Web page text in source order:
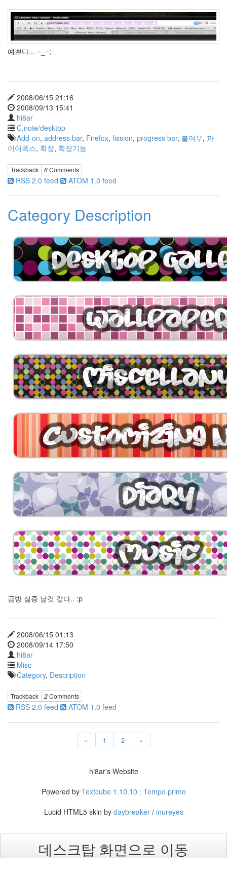
예쁘다... =_=;
2008/06/15 21:16
2008/09/13 15:41
hi8ar
C.note/desktop
Add-on, address bar, Firefox, fission, progress bar, 불여우, 파
이어폭스, 확장, 확장기능
Trackback 6Comments
RSS 2.0 feed ATOM 1.0 feed
Category Description
금방 싫증 날것 같다.. :p
2008/06/15 01:13
2008/09/14 17:50
hi8ar
Misc
Category, Description
Trackback 2Comments
RSS 2.0 feed ATOM 1.0 feed
« 1 2 »
hi8ar's Website
Powered by Textcube 1.10.10 : Tempo primo
Lucid HTML5 skin by daybreaker/ inureyes
데스크탑 화면으로 이동